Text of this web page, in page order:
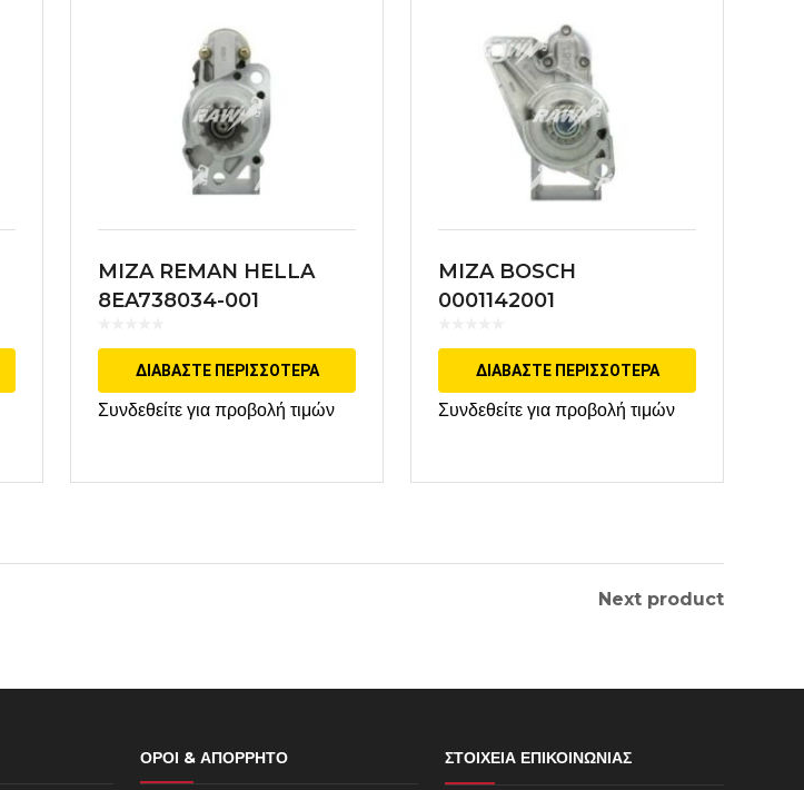
MIZA REMAN HELLA
8EA738034-001
ΔΙΑΒΆΣΤΕ ΠΕΡΙΣΣΌΤΕΡΑ
Συνδεθείτε για προβολή τιμών
MIZA BOSCH
0001142001
ΔΙΑΒΆΣΤΕ ΠΕΡΙΣΣΌΤΕΡΑ
Συνδεθείτε για προβολή τιμών
Next product
ΌΡΟΙ & ΑΠΌΡΡΗΤΟ ΣΤΟΙΧΕΊΑ ΕΠΙΚΟΙΝΩΝΊΑΣ